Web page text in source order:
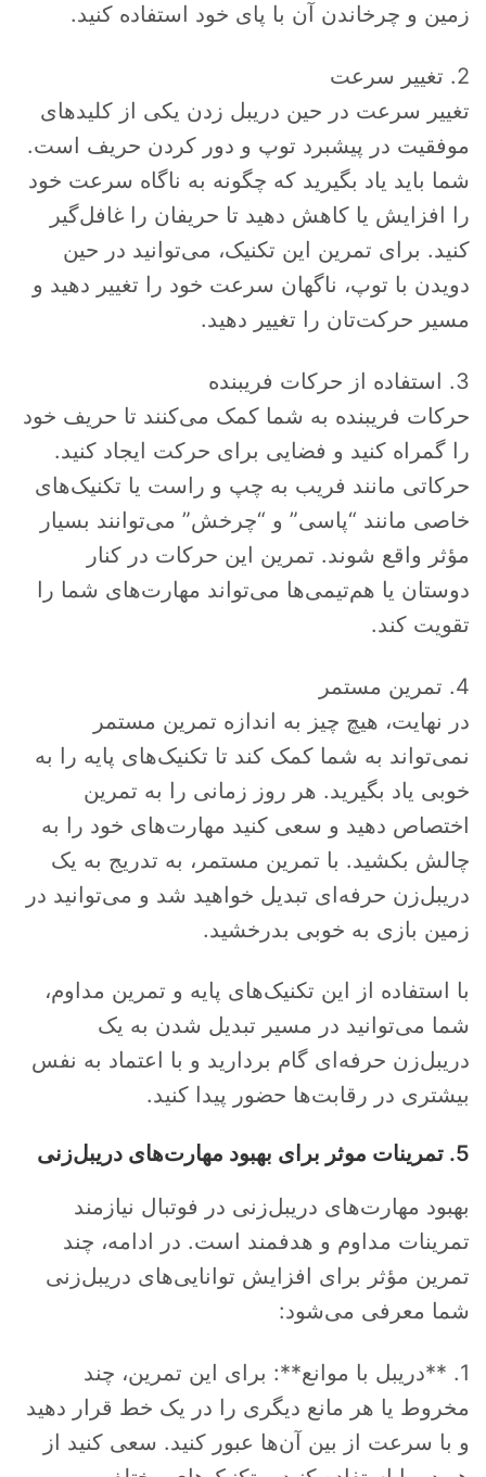
زمین و چرخاندن آن با پای خود استفاده کنید.
2. تغییر سرعت
تغییر سرعت در حین دریبل زدن یکی از کلیدهای
موفقیت در پیشبرد توپ و دور کردن حریف است.
شما باید یاد بگیرید که چگونه به ناگاه سرعت خود
را افزایش یا کاهش دهید تا حریفان را غافل‌گیر
کنید. برای تمرین این تکنیک، می‌توانید در حین
دویدن با توپ، ناگهان سرعت خود را تغییر دهید و
مسیر حرکت‌تان را تغییر دهید.
3. استفاده از حرکات فریبنده
حرکات فریبنده به شما کمک می‌کنند تا حریف خود
را گمراه کنید و فضایی برای حرکت ایجاد کنید.
حرکاتی مانند فریب به چپ و راست یا تکنیک‌های
خاصی مانند “پاسی” و “چرخش” می‌توانند بسیار
مؤثر واقع شوند. تمرین این حرکات در کنار
دوستان یا هم‌تیمی‌ها می‌تواند مهارت‌های شما را
تقویت کند.
4. تمرین مستمر
در نهایت، هیچ چیز به اندازه تمرین مستمر
نمی‌تواند به شما کمک کند تا تکنیک‌های پایه را به
خوبی یاد بگیرید. هر روز زمانی را به تمرین
اختصاص دهید و سعی کنید مهارت‌های خود را به
چالش بکشید. با تمرین مستمر، به تدریج به یک
دریبل‌زن حرفه‌ای تبدیل خواهید شد و می‌توانید در
زمین بازی به خوبی بدرخشید.
با استفاده از این تکنیک‌های پایه و تمرین مداوم،
شما می‌توانید در مسیر تبدیل شدن به یک
دریبل‌زن حرفه‌ای گام بردارید و با اعتماد به نفس
بیشتری در رقابت‌ها حضور پیدا کنید.
5. تمرینات موثر برای بهبود مهارت‌های دریبل‌زنی
بهبود مهارت‌های دریبل‌زنی در فوتبال نیازمند
تمرینات مداوم و هدفمند است. در ادامه، چند
تمرین مؤثر برای افزایش توانایی‌های دریبل‌زنی
شما معرفی می‌شود:
1. **دریبل با موانع**: برای این تمرین، چند
مخروط یا هر مانع دیگری را در یک خط قرار دهید
و با سرعت از بین آن‌ها عبور کنید. سعی کنید از